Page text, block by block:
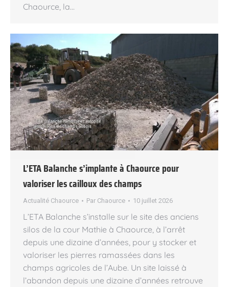
Chaource, la…
L’ETA Balanche s’implante à Chaource pour
valoriser les cailloux des champs
Actualité Chaource Par Chaource 10 juillet 2026
L’ETA Balanche s’installe sur le site des anciens
silos de la cour Mathie à Chaource, à l’arrêt
depuis une dizaine d’années, pour y stocker et
valoriser les pierres ramassées dans les
champs agricoles de l’Aube. Un site laissé à
l’abandon depuis une dizaine d’années retrouve